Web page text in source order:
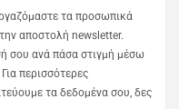
τα προσωπικά
αποστολή newsletter.
σου ανά πάσα στιγμή μέσω
περισσότερες
τα δεδομένα σου, δες